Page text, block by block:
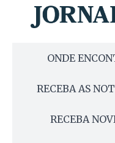
ONDE
RECEBA AS
RECEBA